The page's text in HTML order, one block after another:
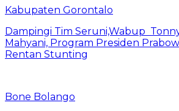
Kabupaten Gorontalo
Dampingi Tim Seruni,Wabup
Mahyani, Program Presiden
Rentan Stunting
Bone Bolango